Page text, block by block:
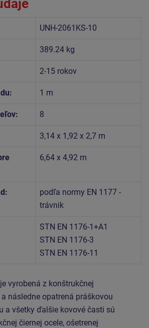
UNH-2061KS-10
389.24 kg
2-15 rokov
1 m
8
3,14 x 1,92 x 2,7 m
6,64 x 4,92 m
podľa normy EN 1177 -
trávnik
STN EN 1176-1+A1
STN EN 1176-3
STN EN 1176-11
vyrobená z konštrukčnej
následne opatrená práškovou
a všetky ďalšie kovové časti sú
čiernej ocele, ošetrenej